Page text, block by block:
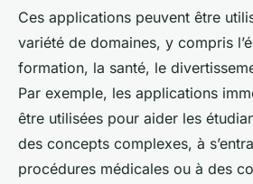
Ces applications peuvent être
variété de domaines, y compris
formation, la santé, le
Par exemple, les applications
être utilisées pour aider les
des concepts complexes, à
procédures médicales ou à des